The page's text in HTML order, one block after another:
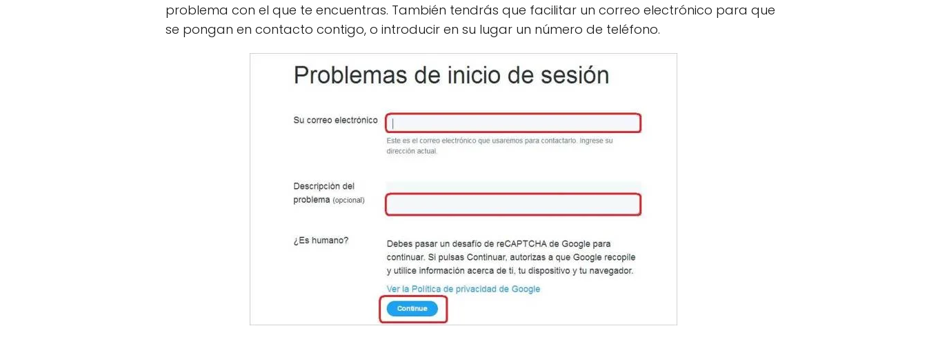
problema con el que te encuentras. También tendrás que facilitar un correo electrónico para que
se pongan en contacto contigo, o introducir en su lugar un número de teléfono.